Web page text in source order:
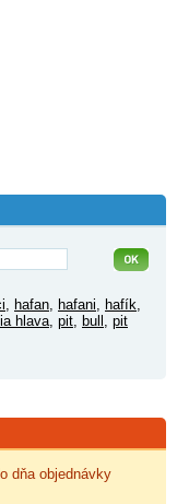
hafan hafani hafík
hlava pit bull
pit
dňa objednávky